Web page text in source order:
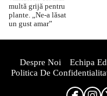
Despre Noi Echipa
Politica De